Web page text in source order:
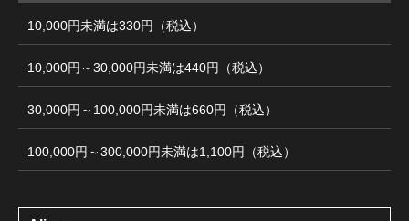
10,000円未満は330円（税込）
10,000円～30,000円未満は440円（税込）
30,000円～100,000円未満は660円（税込）
100,000円～300,000円未満は1,100円（税込）